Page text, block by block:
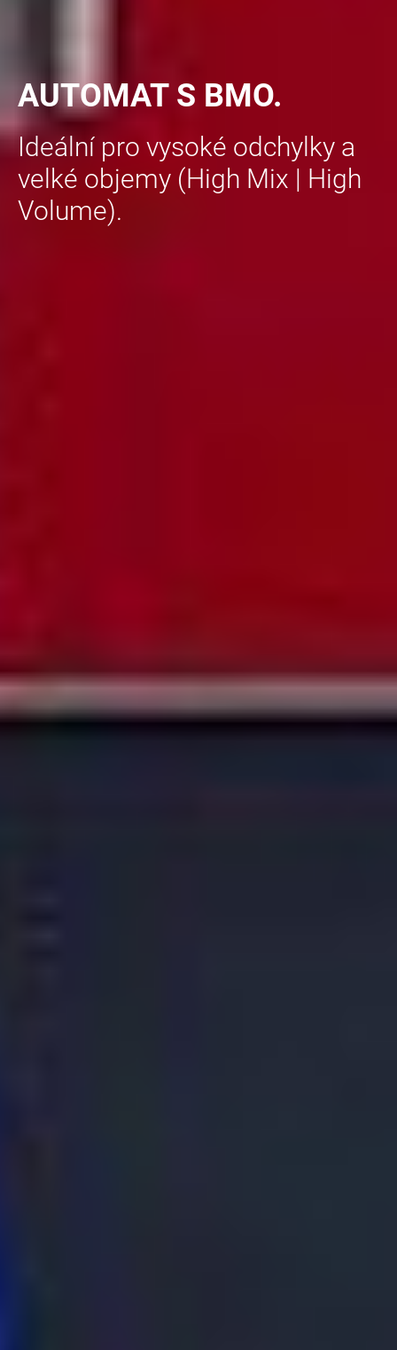
AUTOMAT S BMO.
Ideální pro vysoké odchylky a
velké objemy (High Mix | High
Volume).